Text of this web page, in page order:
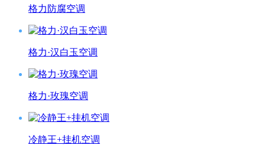
格力防腐空调
格力·汉白玉空调
格力·玫瑰空调
冷静王+挂机空调